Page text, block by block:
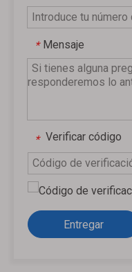
* Mensaje
* Verificar código
Entregar